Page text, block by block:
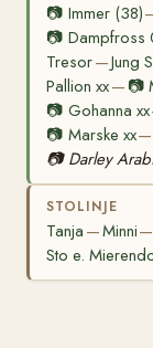
📷 Immer (38)
📷
Tresor—Jung
Pallion xx— 📷
📷 Gohanna xx
📷 Marske xx—
📷 Darley
STOLINJE
Tanja —Minni—
Sto e.